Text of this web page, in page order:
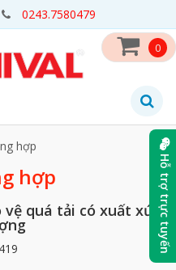
0243.7580479
0
hợp
hợp
quá tải có xuất xứ Hỗ trợ trực tuyến